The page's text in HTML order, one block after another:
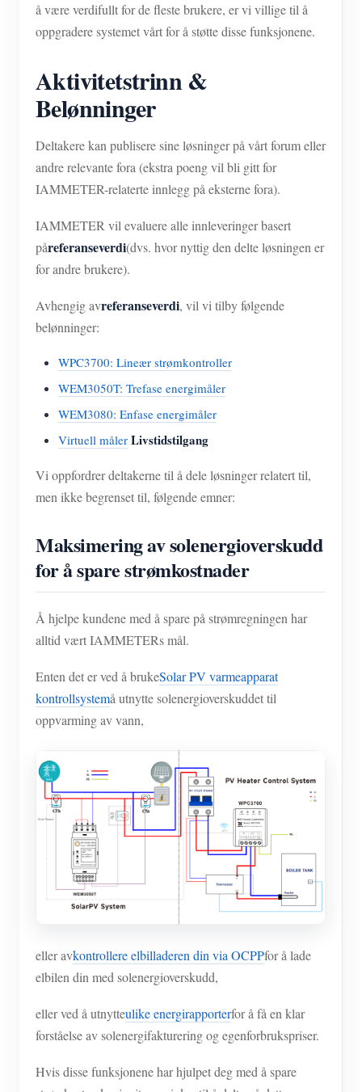
å være verdifullt for de fleste brukere, er vi villige til å
oppgradere systemet vårt for å støtte disse funksjonene.
Aktivitetstrinn &
Belønninger
Deltakere kan publisere sine løsninger på vårt forum eller
andre relevante fora (ekstra poeng vil bli gitt for
IAMMETER-relaterte innlegg på eksterne fora).
IAMMETER vil evaluere alle innleveringer basert
påreferanseverdi(dvs. hvor nyttig den delte løsningen er
for andre brukere).
Avhengig avreferanseverdi, vil vi tilby følgende
belønninger:
WPC3700: Lineær strømkontroller
WEM3050T: Trefase energimåler
WEM3080: Enfase energimåler
Virtuell måler Livstidstilgang
Vi oppfordrer deltakerne til å dele løsninger relatert til,
men ikke begrenset til, følgende emner:
Maksimering av solenergioverskudd
for å spare strømkostnader
Å hjelpe kundene med å spare på strømregningen har
alltid vært IAMMETERs mål.
Enten det er ved å brukeSolar PV varmeapparat
kontrollsystemå utnytte solenergioverskuddet til
oppvarming av vann,
eller avkontrollere elbilladeren din via OCPPfor å lade
elbilen din med solenergioverskudd,
eller ved å utnytteulike energirapporterfor å få en klar
forståelse av solenergifakturering og egenforbrukspriser.
Hvis disse funksjonene har hjulpet deg med å spare